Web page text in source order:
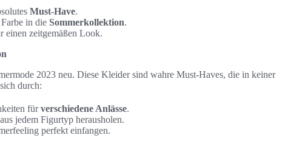
Must-Have.
in die Sommerkollektion.
einen zeitgemäßen Look.
2023 neu. Diese Kleider sind wahre Must-Haves, die in keiner
durch:
fürverschiedene Anlässe.
jedem Figurtyp herausholen.
perfekt einfangen.